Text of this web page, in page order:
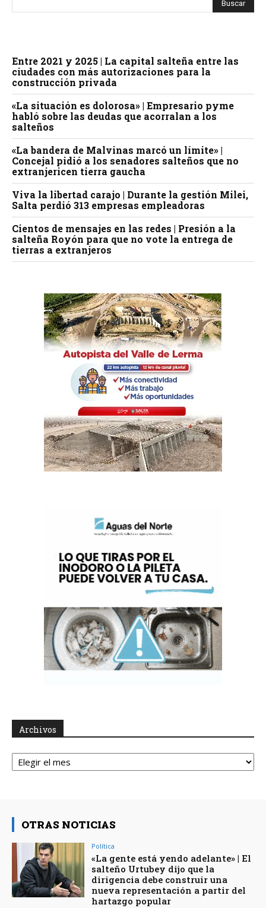
Entre 2021 y 2025 | La capital salteña entre las
ciudades con más autorizaciones para la
construcción privada
«La situación es dolorosa» | Empresario pyme
habló sobre las deudas que acorralan a los
salteños
«La bandera de Malvinas marcó un límite» |
Concejal pidió a los senadores salteños que no
extranjericen tierra gaucha
Viva la libertad carajo | Durante la gestión Milei,
Salta perdió 313 empresas empleadoras
Cientos de mensajes en las redes | Presión a la
salteña Royón para que no vote la entrega de
tierras a extranjeros
Archivos
Archivos
OTRAS NOTICIAS
Política
«La gente está yendo adelante» | El
salteño Urtubey dijo que la
dirigencia debe construir una
nueva representación a partir del
hartazgo popular